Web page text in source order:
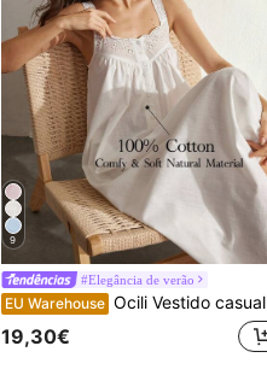
9
#Elegância de verão
EU Warehouse Ocili Vestido casual feminino com bordado floral e botões vazados.
19,30€